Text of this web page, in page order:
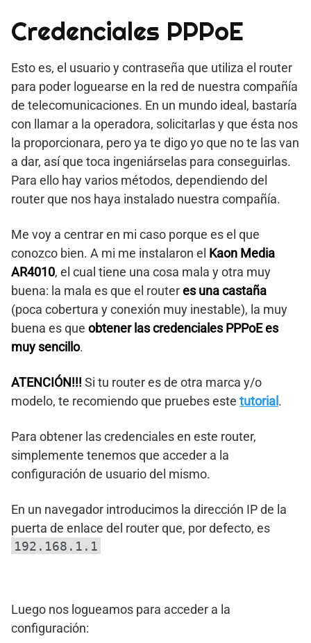
Credenciales PPPoE
Esto es, el usuario y contraseña que utiliza el router
para poder loguearse en la red de nuestra compañía
de telecomunicaciones. En un mundo ideal, bastaría
con llamar a la operadora, solicitarlas y que ésta nos
la proporcionara, pero ya te digo yo que no te las van
a dar, así que toca ingeniárselas para conseguirlas.
Para ello hay varios métodos, dependiendo del
router que nos haya instalado nuestra compañía.
Me voy a centrar en mi caso porque es el que
conozco bien. A mi me instalaron el Kaon Media
AR4010, el cual tiene una cosa mala y otra muy
buena: la mala es que el routeres una castaña
(poca cobertura y conexión muy inestable), la muy
buena es que obtener las credenciales PPPoE es
muy sencillo.
ATENCIÓN!!! Si tu router es de otra marca y/o
modelo, te recomiendo que pruebes este tutorial.
Para obtener las credenciales en este router,
simplemente tenemos que acceder a la
configuración de usuario del mismo.
En un navegador introducimos la dirección IP de la
puerta de enlace del router que, por defecto, es
192.168.1.1
Luego nos logueamos para acceder a la
configuración: